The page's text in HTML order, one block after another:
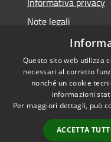
Note legali
Dichiarazione di
RSS
Accessibilità
Questo sito web utilizza
necessari al corretto
nonché un cookie
informazioni
Per maggiori dettagli, può
ACCETTA